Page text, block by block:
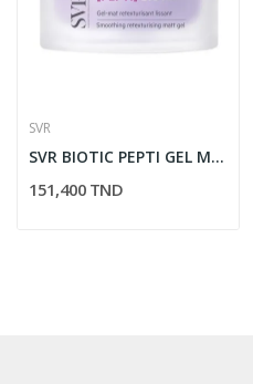
SVR
SVR BIOTIC PEPTI GEL MAT RETEXTURISANT LISSANT...
151,400 TND